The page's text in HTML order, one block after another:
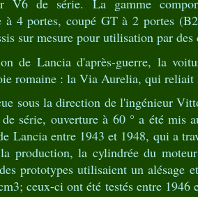
V6 de série. La gamme
à 4 portes, coupé GT à 2 portes
sur mesure pour utilisation par des
de Lancia d'après-guerre, la
romaine : la Via Aurelia, qui reliait
sous la direction de l'ingénieur
série, ouverture à 60 ° a été mis
Lancia entre 1943 et 1948, qui a
production, la cylindrée du
prototypes utilisaient un alésage
ceux-ci ont été testés entre 1946